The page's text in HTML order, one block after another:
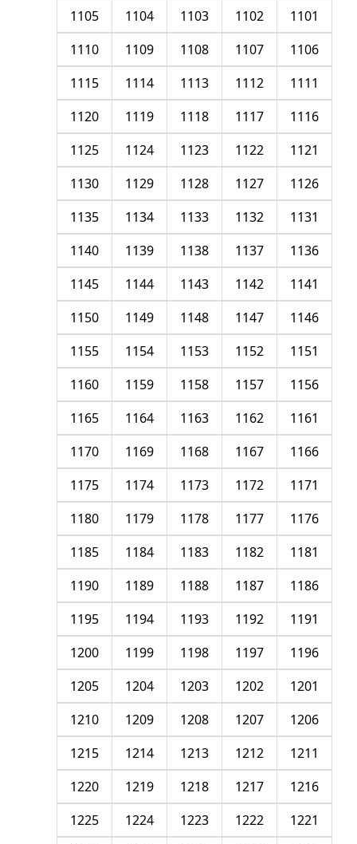
1101
1102
1103
1104
1105
1106
1107
1108
1109
1110
1111
1112
1113
1114
1115
1116
1117
1118
1119
1120
1121
1122
1123
1124
1125
1126
1127
1128
1129
1130
1131
1132
1133
1134
1135
1136
1137
1138
1139
1140
1141
1142
1143
1144
1145
1146
1147
1148
1149
1150
1151
1152
1153
1154
1155
1156
1157
1158
1159
1160
1161
1162
1163
1164
1165
1166
1167
1168
1169
1170
1171
1172
1173
1174
1175
1176
1177
1178
1179
1180
1181
1182
1183
1184
1185
1186
1187
1188
1189
1190
1191
1192
1193
1194
1195
1196
1197
1198
1199
1200
1201
1202
1203
1204
1205
1206
1207
1208
1209
1210
1211
1212
1213
1214
1215
1216
1217
1218
1219
1220
1221
1222
1223
1224
1225